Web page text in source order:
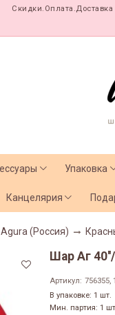
Скидки.Оплата.Доставка
Упаковка
Канцелярия
Agura (Россия)
Шар Аг
Артикул: 756355,
В упаковке: 1 шт.
Мин. партия: 1 шт